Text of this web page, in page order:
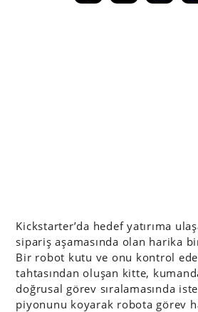
Kickstarter’da hedef yatırıma
sipariş aşamasında olan harika
Bir robot kutu ve onu kontrol
tahtasından oluşan kitte,
doğrusal görev sıralamasında
piyonunu koyarak robota görev